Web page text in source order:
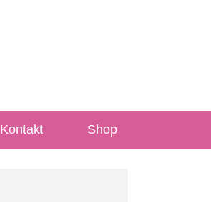
Kontakt Shop